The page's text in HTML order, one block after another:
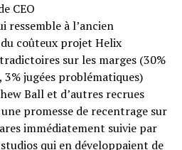
CEO
ressemble à l’ancien
coûteux projet Helix
sur les marges (30%
3% jugées problématiques)
Ball et d’autres recrues
promesse de recentrage sur
immédiatement suivie par
qui en développaient de